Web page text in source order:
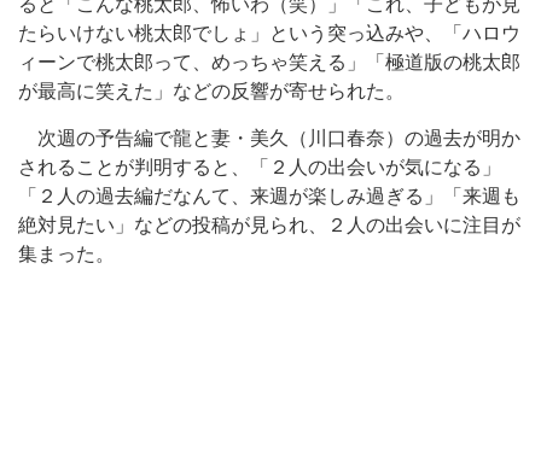
ると「こんな桃太郎、怖いわ（笑）」「これ、子どもが見
たらいけない桃太郎でしょ」という突っ込みや、「ハロウ
ィーンで桃太郎って、めっちゃ笑える」「極道版の桃太郎
が最高に笑えた」などの反響が寄せられた。
次週の予告編で龍と妻・美久（川口春奈）の過去が明か
されることが判明すると、「２人の出会いが気になる」
「２人の過去編だなんて、来週が楽しみ過ぎる」「来週も
絶対見たい」などの投稿が見られ、２人の出会いに注目が
集まった。